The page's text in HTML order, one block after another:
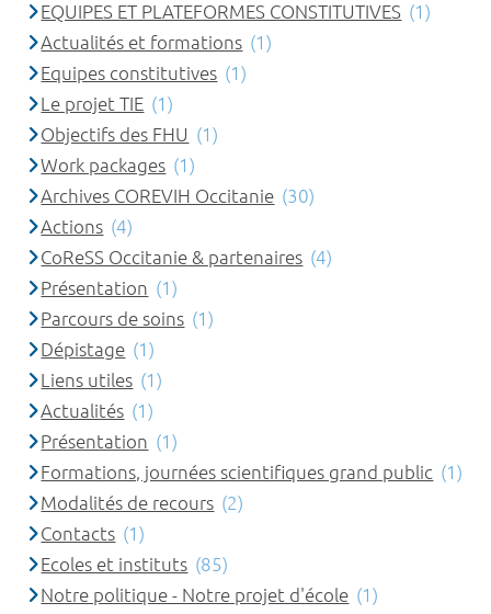
EQUIPES ET PLATEFORMES CONSTITUTIVES (1)
Actualités et formations (1)
Equipes constitutives (1)
Le projet TIE (1)
Objectifs des FHU (1)
Work packages (1)
Archives COREVIH Occitanie (30)
Actions (4)
CoReSS Occitanie & partenaires (4)
Présentation (1)
Parcours de soins (1)
Dépistage (1)
Liens utiles (1)
Actualités (1)
Présentation (1)
Formations, journées scientifiques grand public (1)
Modalités de recours (2)
Contacts (1)
Ecoles et instituts (85)
Notre politique - Notre projet d'école (1)